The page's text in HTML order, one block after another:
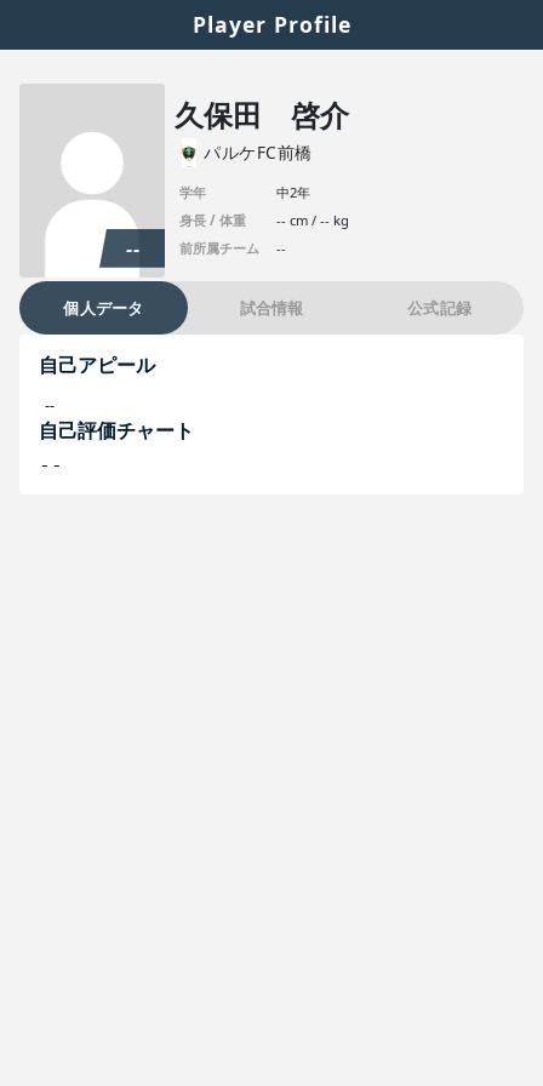
Player Profile
--
久保田 啓介
パルケFC前橋
学年
中2年
身長 / 体重
-- cm / -- kg
前所属チーム
--
個人データ 試合情報 公式記録
自己アピール
--
自己評価チャート
--